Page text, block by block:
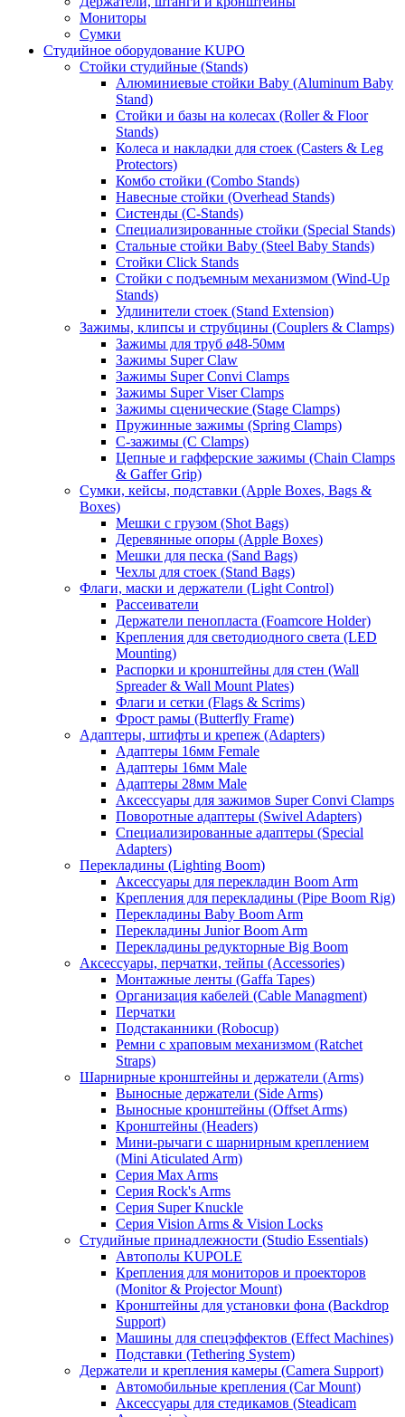
Мониторы
Сумки
Студийное оборудование KUPO
Стойки студийные (Stands)
Алюминиевые стойки Baby (Aluminum Baby
Stand)
Стойки и базы на колесах (Roller & Floor
Stands)
Колеса и накладки для стоек (Casters & Leg
Protectors)
Комбо стойки (Combo Stands)
Навесные стойки (Overhead Stands)
Систенды (C-Stands)
Специализированные стойки (Special Stands)
Стальные стойки Baby (Steel Baby Stands)
Стойки Click Stands
Стойки с подъемным механизмом (Wind-Up
Stands)
Удлинители стоек (Stand Extension)
Зажимы, клипсы и струбцины (Couplers & Clamps)
Зажимы для труб ø48-50мм
Зажимы Super Claw
Зажимы Super Convi Clamps
Зажимы Super Viser Clamps
Зажимы сценические (Stage Clamps)
Пружинные зажимы (Spring Clamps)
С-зажимы (C Clamps)
Цепные и гафферские зажимы (Chain Clamps
& Gaffer Grip)
Сумки, кейсы, подставки (Apple Boxes, Bags &
Boxes)
Мешки с грузом (Shot Bags)
Деревянные опоры (Apple Boxes)
Мешки для песка (Sand Bags)
Чехлы для стоек (Stand Bags)
Флаги, маски и держатели (Light Control)
Рассеиватели
Держатели пенопласта (Foamcore Holder)
Крепления для светодиодного света (LED
Mounting)
Распорки и кронштейны для стен (Wall
Spreader & Wall Mount Plates)
Флаги и сетки (Flags & Scrims)
Фрост рамы (Butterfly Frame)
Адаптеры, штифты и крепеж (Adapters)
Адаптеры 16мм Female
Адаптеры 16мм Male
Адаптеры 28мм Male
Аксессуары для зажимов Super Convi Clamps
Поворотные адаптеры (Swivel Adapters)
Специализированные адаптеры (Special
Adapters)
Перекладины (Lighting Boom)
Аксессуары для перекладин Boom Arm
Крепления для перекладины (Pipe Boom Rig)
Перекладины Baby Boom Arm
Перекладины Junior Boom Arm
Перекладины редукторные Big Boom
Аксессуары, перчатки, тейпы (Accessories)
Монтажные ленты (Gaffa Tapes)
Организация кабелей (Cable Managment)
Перчатки
Подстаканники (Robocup)
Ремни с храповым механизмом (Ratchet
Straps)
Шарнирные кронштейны и держатели (Arms)
Выносные держатели (Side Arms)
Выносные кронштейны (Offset Arms)
Кронштейны (Headers)
Мини-рычаги с шарнирным креплением
(Mini Aticulated Arm)
Серия Max Arms
Серия Rock's Arms
Серия Super Knuckle
Серия Vision Arms & Vision Locks
Студийные принадлежности (Studio Essentials)
Автополы KUPOLE
Крепления для мониторов и проекторов
(Monitor & Projector Mount)
Кронштейны для установки фона (Backdrop
Support)
Машины для спецэффектов (Effect Machines)
Подставки (Tethering System)
Держатели и крепления камеры (Camera Support)
Автомобильные крепления (Car Mount)
Аксессуары для стедикамов (Steadicam